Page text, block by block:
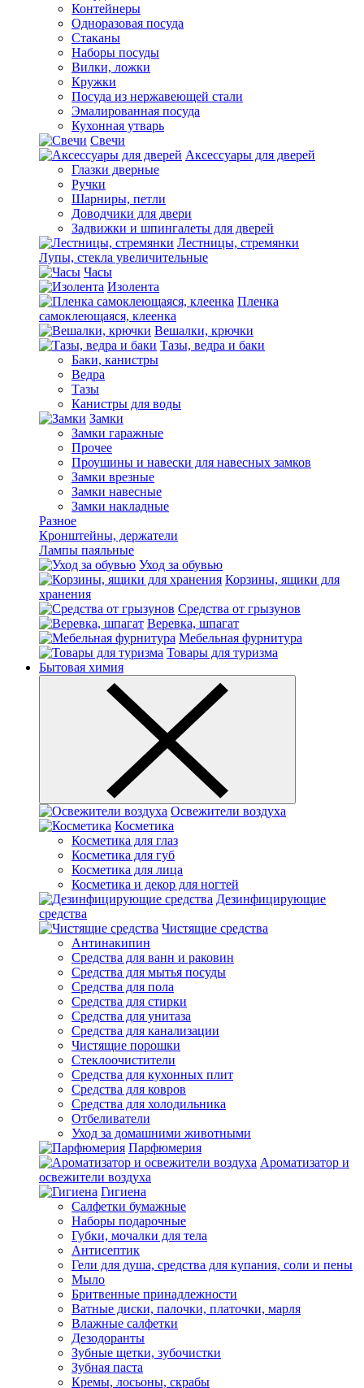
Контейнеры
Одноразовая посуда
Стаканы
Наборы посуды
Вилки, ложки
Кружки
Посуда из нержавеющей стали
Эмалированная посуда
Кухонная утварь
Свечи
Аксессуары для дверей
Глазки дверные
Ручки
Шарниры, петли
Доводчики для двери
Задвижки и шпингалеты для дверей
Лестницы, стремянки
Лупы, стекла увеличительные
Часы
Изолента
Пленка
самоклеющаяся, клеенка
Вешалки, крючки
Тазы, ведра и баки
Баки, канистры
Ведра
Тазы
Канистры для воды
Замки
Замки гаражные
Прочее
Проушины и навески для навесных замков
Замки врезные
Замки навесные
Замки накладные
Разное
Кронштейны, держатели
Лампы паяльные
Уход за обувью
Корзины, ящики для
хранения
Средства от грызунов
Веревка, шпагат
Мебельная фурнитура
Товары для туризма
Бытовая химия
Освежители воздуха
Косметика
Косметика для глаз
Косметика для губ
Косметика для лица
Косметика и декор для ногтей
Дезинфицирующие
средства
Чистящие средства
Антинакипин
Средства для ванн и раковин
Средства для мытья посуды
Средства для пола
Средства для стирки
Средства для унитаза
Средства для канализации
Чистящие порошки
Стеклоочистители
Средства для кухонных плит
Средства для ковров
Средства для холодильника
Отбеливатели
Уход за домашними животными
Парфюмерия
Ароматизатор и
освежители воздуха
Гигиена
Салфетки бумажные
Наборы подарочные
Губки, мочалки для тела
Антисептик
Гели для душа, средства для купания, соли и пены
Мыло
Бритвенные принадлежности
Ватные диски, палочки, платочки, марля
Влажные салфетки
Дезодоранты
Зубные щетки, зубочистки
Зубная паста
Кремы, лосьоны, скрабы